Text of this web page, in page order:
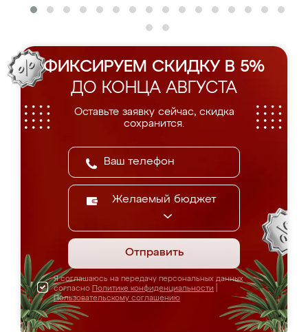
ФИКСИРУЕМ СКИДКУ В 5%
ДО КОНЦА АВГУСТА
Оставьте заявку сейчас, скидка
сохранится.
Желаемый бюджет
Отправить
Я соглашаюсь на передачу персональных данных
согласно Политике конфиденциальности
Пользовательскому соглашению